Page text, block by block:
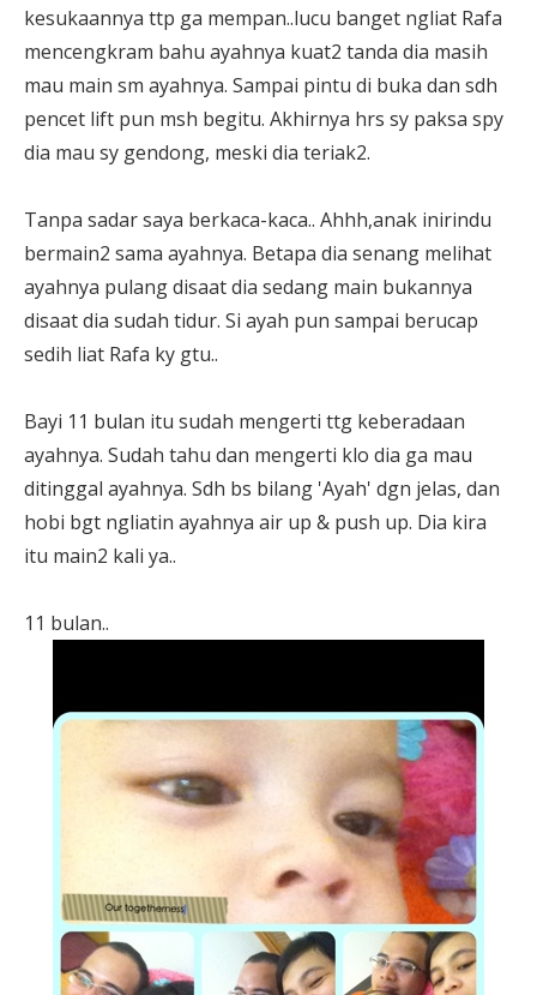
kesukaannya ttp ga mempan..lucu banget ngliat Rafa
mencengkram bahu ayahnya kuat2 tanda dia masih
mau main sm ayahnya. Sampai pintu di buka dan sdh
pencet lift pun msh begitu. Akhirnya hrs sy paksa spy
dia mau sy gendong, meski dia teriak2.
Tanpa sadar saya berkaca-kaca.. Ahhh,anak inirindu
bermain2 sama ayahnya. Betapa dia senang melihat
ayahnya pulang disaat dia sedang main bukannya
disaat dia sudah tidur. Si ayah pun sampai berucap
sedih liat Rafa ky gtu..
Bayi 11 bulan itu sudah mengerti ttg keberadaan
ayahnya. Sudah tahu dan mengerti klo dia ga mau
ditinggal ayahnya. Sdh bs bilang 'Ayah' dgn jelas, dan
hobi bgt ngliatin ayahnya air up & push up. Dia kira
itu main2 kali ya..
11 bulan..